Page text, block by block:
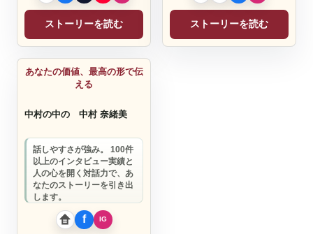
ストーリーを読む ストーリーを読む
取材ライター
あなたの価値、最高の形で伝
える
中村の中の 中村 奈緒美
話しやすさが強み。 100件
以上のインタビュー実績と
人の心を開く対話力で、あ
なたのストーリーを引き出
します。